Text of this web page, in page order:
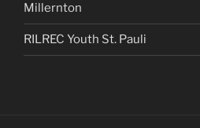
Millernton
RILREC Youth St. Pauli